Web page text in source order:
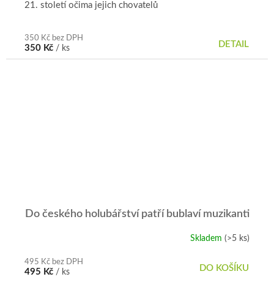
350 Kč bez DPH
350 Kč / ks DETAIL
21. století očima jejich chovatelů
Do českého holubářství patří bublaví muzikanti
Skladem (>5 ks)
495 Kč bez DPH
495 Kč / ks DO KOŠÍKU